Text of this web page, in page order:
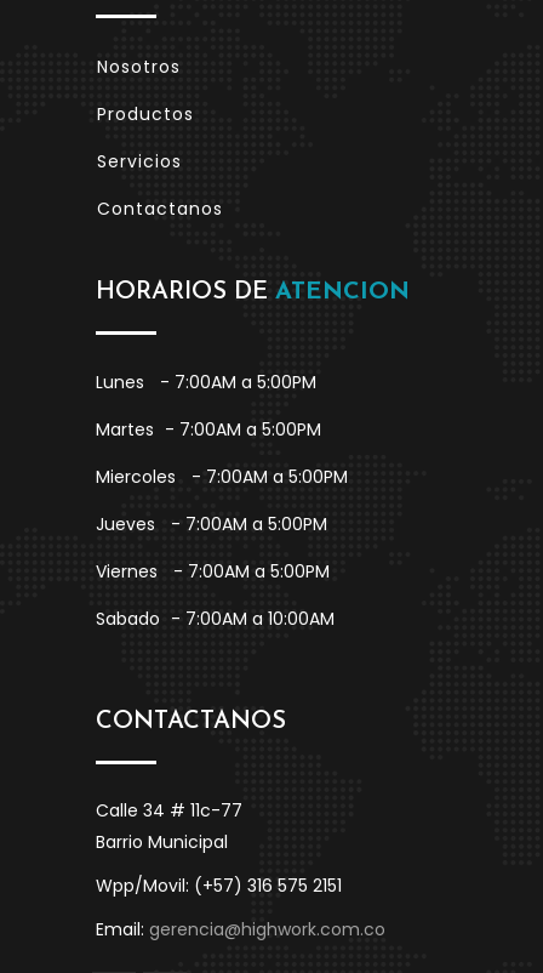
Nosotros
Productos
Servicios
Contactanos
HORARIOS DE ATENCION
Lunes
- 7:00AM a 5:00PM
Martes - 7:00AM a 5:00PM
Miercoles
- 7:00AM a 5:00PM
Jueves
- 7:00AM a 5:00PM
Viernes
- 7:00AM a 5:00PM
Sabado - 7:00AM a 10:00AM
CONTACTANOS
Calle 34 # 11c-77
Barrio Municipal
Wpp/Movil: (+57) 316 575 2151
Email: gerencia@highwork.com.co